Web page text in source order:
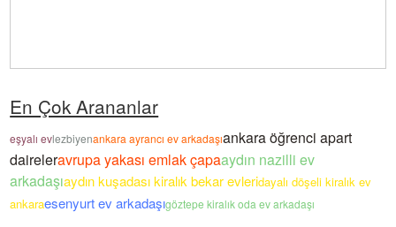
En Çok Arananlar
eşyalı evlezbiyenankara ayrancı ev arkadaşıankara öğrenci apart
daireleravrupa yakası emlak çapaaydın nazilli ev
arkadaşıaydın kuşadası kiralık bekar evleridayalı döşeli kiralık ev
ankaraesenyurt ev arkadaşıgöztepe kiralık oda ev arkadaşı